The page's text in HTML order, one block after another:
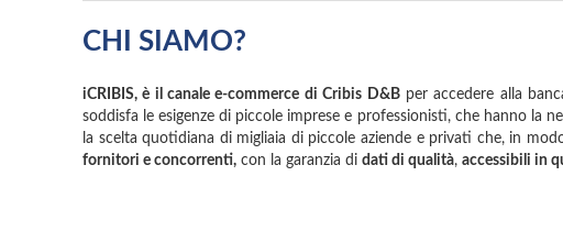
CHI SIAMO?
iCRIBIS, è il canale e-commerce di Cribis D&Bper accedere alla
soddisfa le esigenze di piccole imprese e professionisti, che hanno la
la scelta quotidiana di migliaia di piccole aziende e privati che, in
fornitori e concorrenti, con la garanzia di dati di qualità, accessibili in